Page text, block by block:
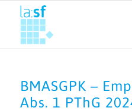
BMASGPK –
Abs. 1 PThG